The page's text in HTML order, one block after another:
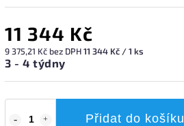
11 344 Kč
9 375,21 Kč bez DPH11 344 Kč / 1 ks
3 - 4 týdny
Přidat do košíku